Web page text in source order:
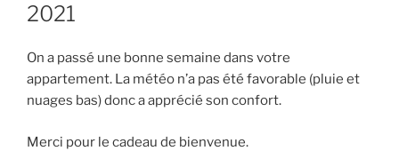
2021
On a passé une bonne semaine dans votre
appartement. La météo n’a pas été favorable (pluie et
nuages bas) donc a apprécié son confort.
Merci pour le cadeau de bienvenue.